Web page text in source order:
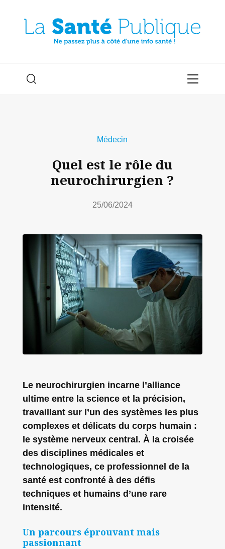
Médecin
Quel est le rôle du
neurochirurgien ?
25/06/2024
Le neurochirurgien incarne l’alliance
ultime entre la science et la précision,
travaillant sur l’un des systèmes les plus
complexes et délicats du corps humain :
le système nerveux central. À la croisée
des disciplines médicales et
technologiques, ce professionnel de la
santé est confronté à des défis
techniques et humains d’une rare
intensité.
Un parcours éprouvant mais
passionnant